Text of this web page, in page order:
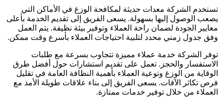
الشركة معدات حديثة لمكافحة الوزغ في الأماكن التي
الوصول إليها بسهولة. يسعى الفريق إلى تقديم الخدمة بأعلى
الجودة لضمان راحة العملاء وتوفير بيئة نظيفة. يتم العمل
جدول زمني محدد لتلبية احتياجات العملاء بأسرع وقت ممكن.
الشركة خدمة عملاء مميزة تتجاوب بسرعة مع طلبات
والحجز. تعمل على تقديم استشارات حول أفضل طرق
من الوزغ وتوعية العملاء بأهمية النظافة العامة في تقليل
تكاثر الآفات. يسعى الفريق إلى بناء علاقات طويلة الأمد مع
من خلال توفير خدمات ممتازة.